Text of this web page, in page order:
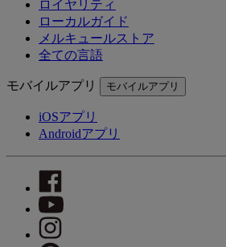
ロイヤリティ
ローカルガイド
メルキュールストア
全ての言語
モバイルアプリ モバイルアプリ
iOSアプリ
Androidアプリ